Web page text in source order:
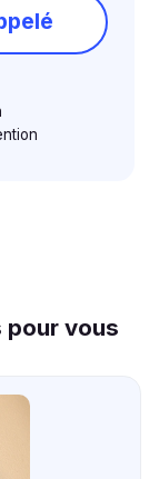
pour vous